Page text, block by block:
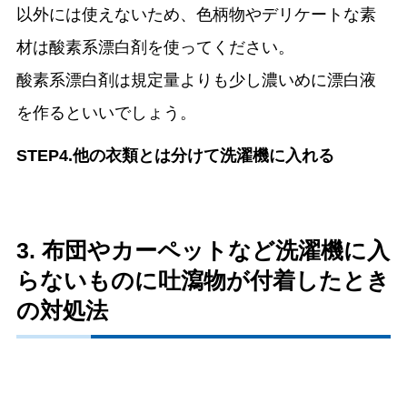
以外には使えないため、色柄物やデリケートな素
材は酸素系漂白剤を使ってください。
酸素系漂白剤は規定量よりも少し濃いめに漂白液
を作るといいでしょう。
STEP4.他の衣類とは分けて洗濯機に入れる
3. 布団やカーペットなど洗濯機に入
らないものに吐瀉物が付着したとき
の対処法